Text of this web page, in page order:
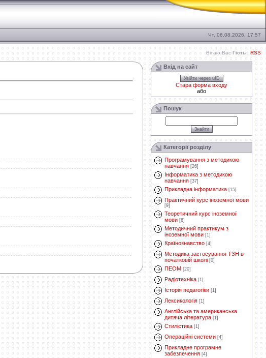
Чт, 06.08.2026, 17:57
Вітаю Вас Гість | RSS
Вхід на сайт
Увійти через uID
Стара форма входу
або
Пошук
Категорії розділу
Програмування з методикою
навчання [26]
Інформатика з методикою
навчання [37]
Прикладна інформатика [15]
Практичний курс іноземної мови
[9]
Теоретичний курс іноземної
мови [6]
Методичний практикум з
іноземної мови [1]
Країнознавство [4]
Методика застосування ТЗН в
початковій школі [0]
ПЕОМ [20]
Радіотехніка [1]
Історія педагогіки [1]
Лексикологія [1]
Англійська та американська
дитяча література [1]
Стилістика [1]
Операційні системи [4]
Прикладне програмне
забезпечення [4]